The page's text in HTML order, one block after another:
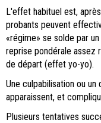
L'effet habituel est,
probants peuvent
«régime» se solde par
reprise pondérale assez
de départ (effet yo-yo).
Une culpabilisation ou
apparaissent, et
Plusieurs tentatives